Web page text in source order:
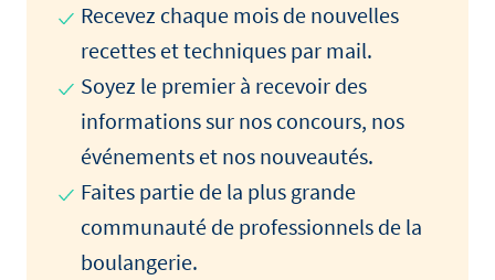
Recevez chaque mois de nouvelles
recettes et techniques par mail.
Soyez le premier à recevoir des
informations sur nos concours, nos
événements et nos nouveautés.
Faites partie de la plus grande
communauté de professionnels de la
boulangerie.